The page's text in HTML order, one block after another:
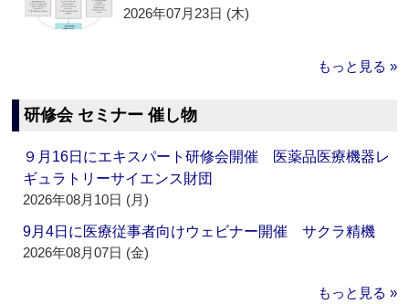
2026年07月23日 (木)
もっと見る »
研修会 セミナー 催し物
９月16日にエキスパート研修会開催 医薬品医療機器レ
ギュラトリーサイエンス財団
2026年08月10日 (月)
9月4日に医療従事者向けウェビナー開催 サクラ精機
2026年08月07日 (金)
もっと見る »